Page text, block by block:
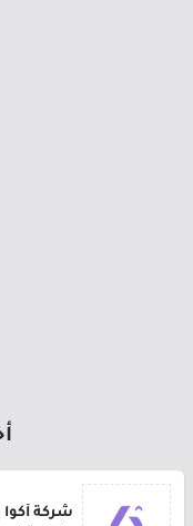
شركة